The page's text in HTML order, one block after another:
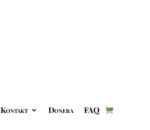
Kontakt Donera FAQ